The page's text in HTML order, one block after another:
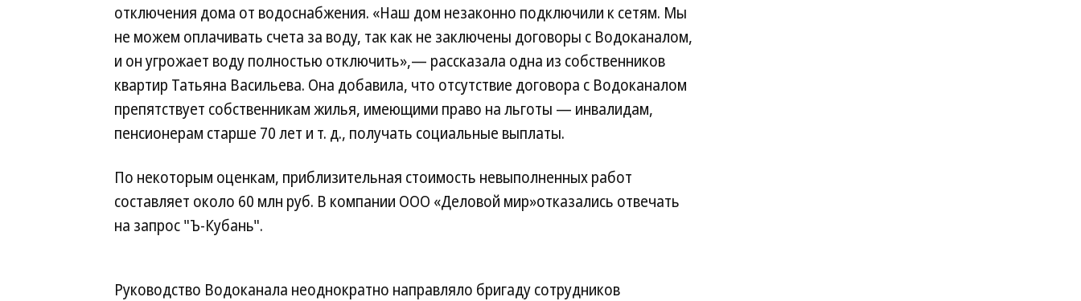
отключения дома от водоснабжения. «Наш дом незаконно подключили к сетям. Мы
не можем оплачивать счета за воду, так как не заключены договоры с Водоканалом,
и он угрожает воду полностью отключить»,— рассказала одна из собственников
квартир Татьяна Васильева. Она добавила, что отсутствие договора с Водоканалом
препятствует собственникам жилья, имеющими право на льготы — инвалидам,
пенсионерам старше 70 лет и т. д., получать социальные выплаты.
По некоторым оценкам, приблизительная стоимость невыполненных работ
составляет около 60 млн руб. В компании ООО «Деловой мир»отказались отвечать
на запрос "Ъ-Кубань".
Руководство Водоканала неоднократно направляло бригаду сотрудников